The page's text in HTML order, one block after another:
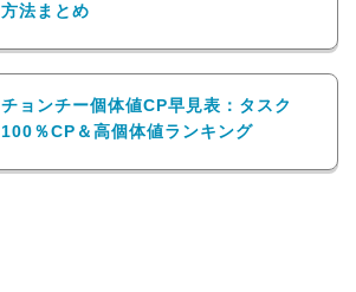
方法まとめ
チョンチー個体値CP早見表：タスク
100％CP＆高個体値ランキング